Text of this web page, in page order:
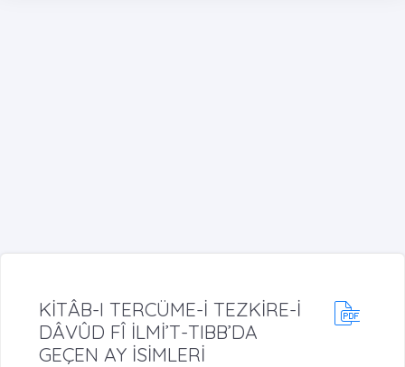
KİTÂB-I TERCÜME-İ TEZKİRE-İ
DÂVÛD FÎ İLMİ’T-TIBB’DA
GEÇEN AY İSİMLERİ